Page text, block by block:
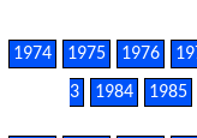
1974 1975 1976
3
1984 1985